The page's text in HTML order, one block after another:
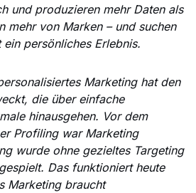
und produzieren mehr Daten als
mehr von Marken – und suchen
persönliches Erlebnis.
Marketing hat den
die über einfache
hinausgehen. Vor dem
Profiling war Marketing
wurde ohne gezieltes Targeting
Das funktioniert heute
Marketing braucht